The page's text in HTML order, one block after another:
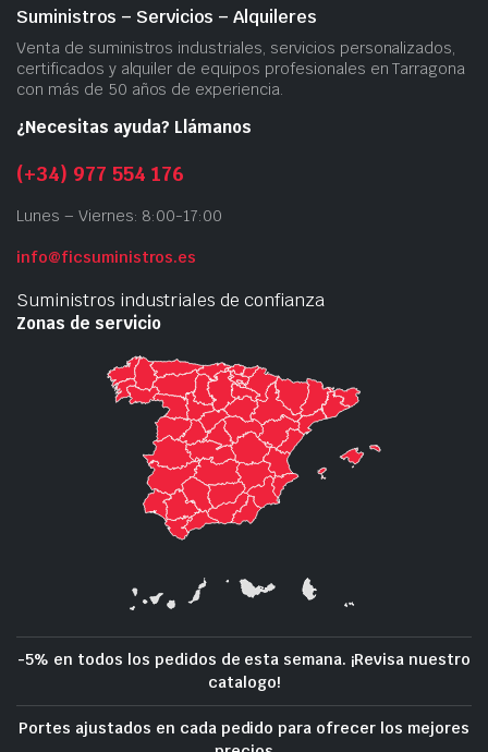
Suministros – Servicios – Alquileres
Venta de suministros industriales, servicios personalizados,
certificados y alquiler de equipos profesionales en Tarragona
con más de 50 años de experiencia.
¿Necesitas ayuda? Llámanos
(+34) 977 554 176
Lunes – Viernes: 8:00-17:00
info@ficsuministros.es
Suministros industriales de confianza
Zonas de servicio
-5% en todos los pedidos de esta semana. ¡Revisa nuestro
catalogo!
Portes ajustados en cada pedido para ofrecer los mejores